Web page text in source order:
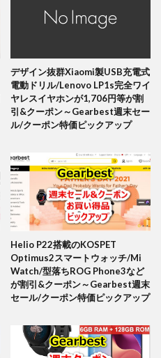
デザイン抜群Xiaomi製USB充電式
電動ドリル/Lenovo LP1s完全ワイ
ヤレスイヤホンが1,706円等が割
引&クーポン～Gearbest週末セー
ル/クーポン特価ピックアップ
Helio P22搭載のKOSPET
Optimus2スマートウォッチ/Mi
Watch/型落ちROG Phone3など
が割引&クーポン～Gearbest週末
セール/クーポン特価ピックアップ